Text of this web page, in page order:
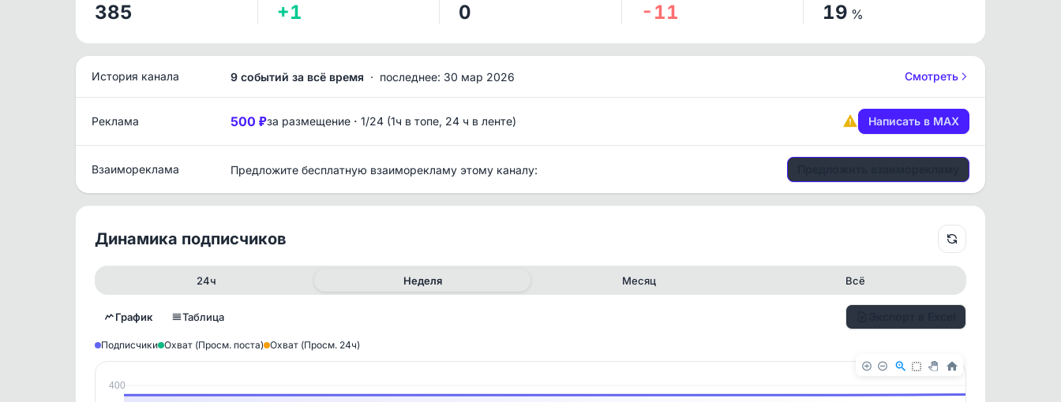
385 +1 0 -11 19 %
История канала 9 событий за всё время · последнее: 30 мар 2026 Смотреть
Реклама 500 ₽за размещение · 1/24 (1ч в топе, 24 ч в ленте) Написать в MAX
Взаимореклама Предложите бесплатную взаиморекламу этому каналу:
Динамика подписчиков
24ч Неделя Месяц Всё
График Таблица
Подписчики Охват (Просм. поста) Охват (Просм. 24ч)
400